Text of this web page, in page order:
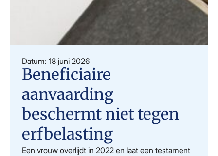
Datum: 18 juni 2026
Beneficiaire
aanvaarding
beschermt niet tegen
erfbelasting
Een vrouw overlijdt in 2022 en laat een testament